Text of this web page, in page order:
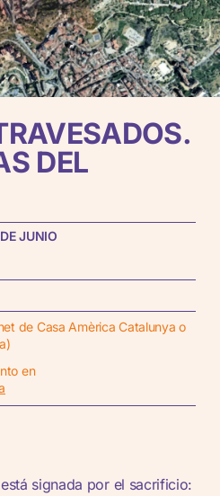
DEL
JUNIO
de Casa Amèrica Catalunya o
en
signada por el sacrificio: